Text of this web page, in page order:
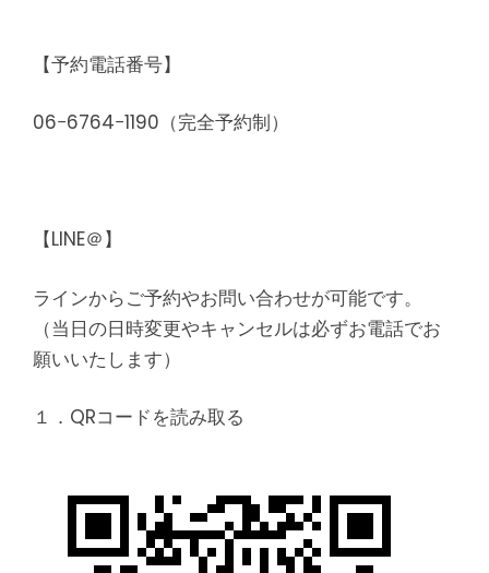
【予約電話番号】
06−6764−1190（完全予約制）
【LINE＠】
ラインからご予約やお問い合わせが可能です。
（当日の日時変更やキャンセルは必ずお電話でお
願いいたします）
１．QRコードを読み取る